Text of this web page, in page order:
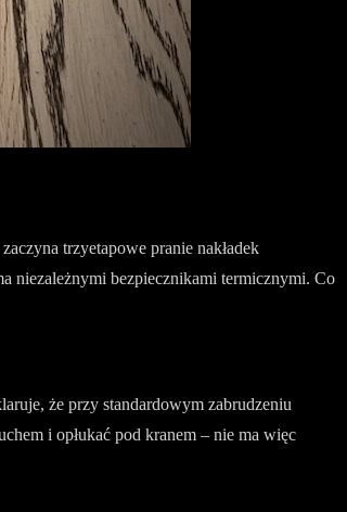
trzyetapowe pranie nakładek
niezależnymi bezpiecznikami termicznymi. Co
że przy standardowym zabrudzeniu
i opłukać pod kranem – nie ma więc